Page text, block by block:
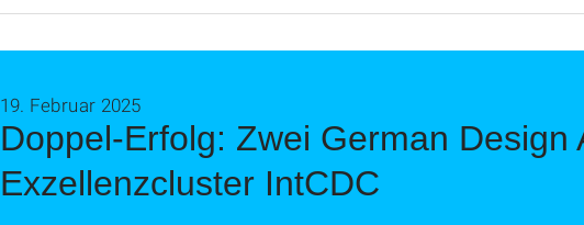
Doppel-Erfolg: Zwei German Design
Exzellenzcluster IntCDC
19. Februar 2025